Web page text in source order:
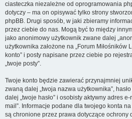
ciasteczka niezależne od oprogramowania
dotyczy – ma on opisywać tylko strony
phpBB. Drugi sposób, w jaki zbieramy
przez ciebie do nas. Mogą być to między
jako anonimowy użytkownik zwane dalej
użytkownika założone na „Forum Miłośników
konto” i posty napisane przez ciebie po
„twoje posty”.
Twoje konto będzie zawierać przynajmniej
zwaną dalej „twoja nazwa użytkownika”,
dalej „twoje hasło” i osobisty aktywny adres
mail”. Informacje podane dla twojego konta na
są chronione przez prawa dotyczące ochrony